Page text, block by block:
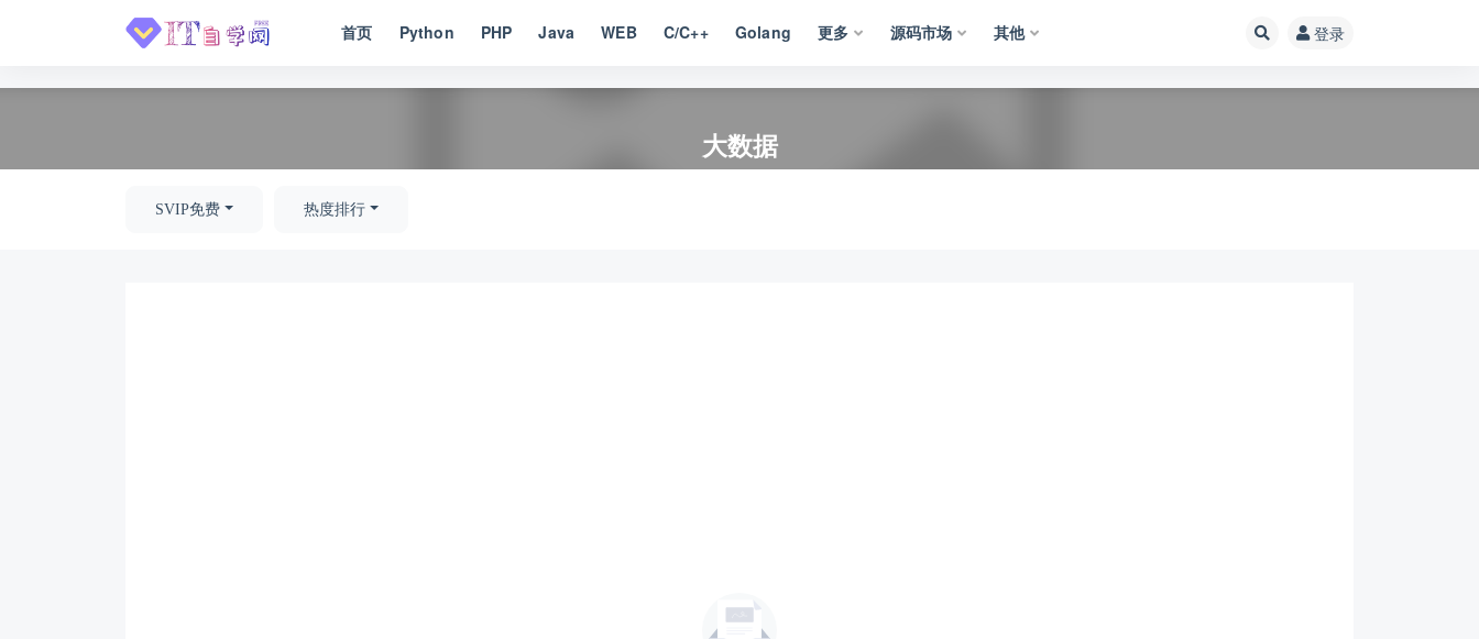
首页 Python PHP Java WEB C/C++ Golang 更多 源码市场 其他 登录
大数据
SVIP免费 热度排行